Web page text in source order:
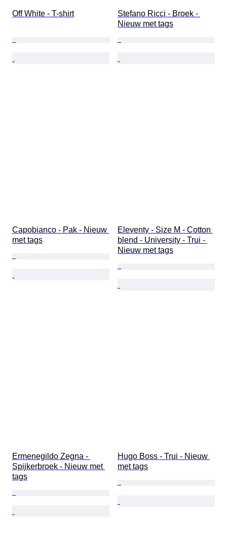
Off White - T-shirt
Stefano Ricci - Broek -
Nieuw met tags
Capobianco - Pak - Nieuw
met tags
Eleventy - Size M - Cotton
blend - University - Trui -
Nieuw met tags
Ermenegildo Zegna -
Spijkerbroek - Nieuw met
tags
Hugo Boss - Trui - Nieuw
met tags